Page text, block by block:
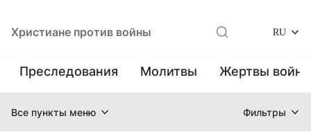
Христиане против войны RU
Преследования Молитвы Жертвы
Все пункты меню Фильтры